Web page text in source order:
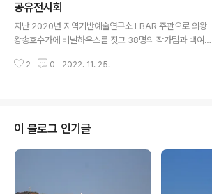
의왕시에 있는 독립책방 “사각사각 책방”에서 구입할수 있
다. 책 제목: 나는 내가 되고싶어 저자: 오경민,이밍꼬,non
aMe,장지이,조성진 출판사: 인디펍 출간일 2023-07-0
3 분야: 에세이 제본: 무선제본 쪽수: 276p 크기: 127*18
8 (mm) ISBN: 9791167..
공유전시회
지난 2020년 지역기반예술연구소 LBAR 주관으로 의왕
왕송호수가에 비닐하우스를 짓고 38명의 작가팀과 백여명
바 있다. 2021년에는 그현장을 기반으로 기후위기에 대응
자료들을 선보였다. 결과물을 보니 그동안의 수고와 노력
들이 엿보인다. 생태전문가들과 공부하는 분들도 와서 보
면 좋을듯 싶다. 왕송못 둠벙이야기 의왕시 중앙도서관 1층
2 0 2022. 11. 25.
이 블로그 인기글